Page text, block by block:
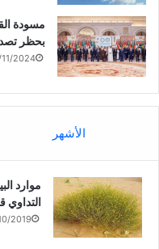
مسودة
بحظر
11/2024
الأشهر
موارد
التداوي
2019